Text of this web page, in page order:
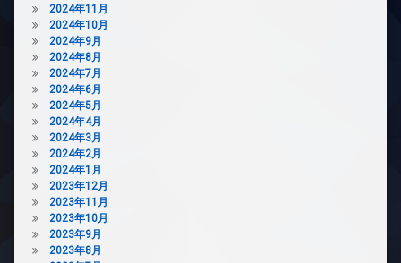
宅
配
ボ
ッ
ク
ス
敷
地
内
ゴ
ミ
置
き
場
楽
2024年11月
2024年10月
2024年9月
2024年8月
2024年7月
2024年6月
2024年5月
2024年4月
2024年3月
2024年2月
2024年1月
2023年12月
2023年11月
2023年10月
2023年9月
2023年8月